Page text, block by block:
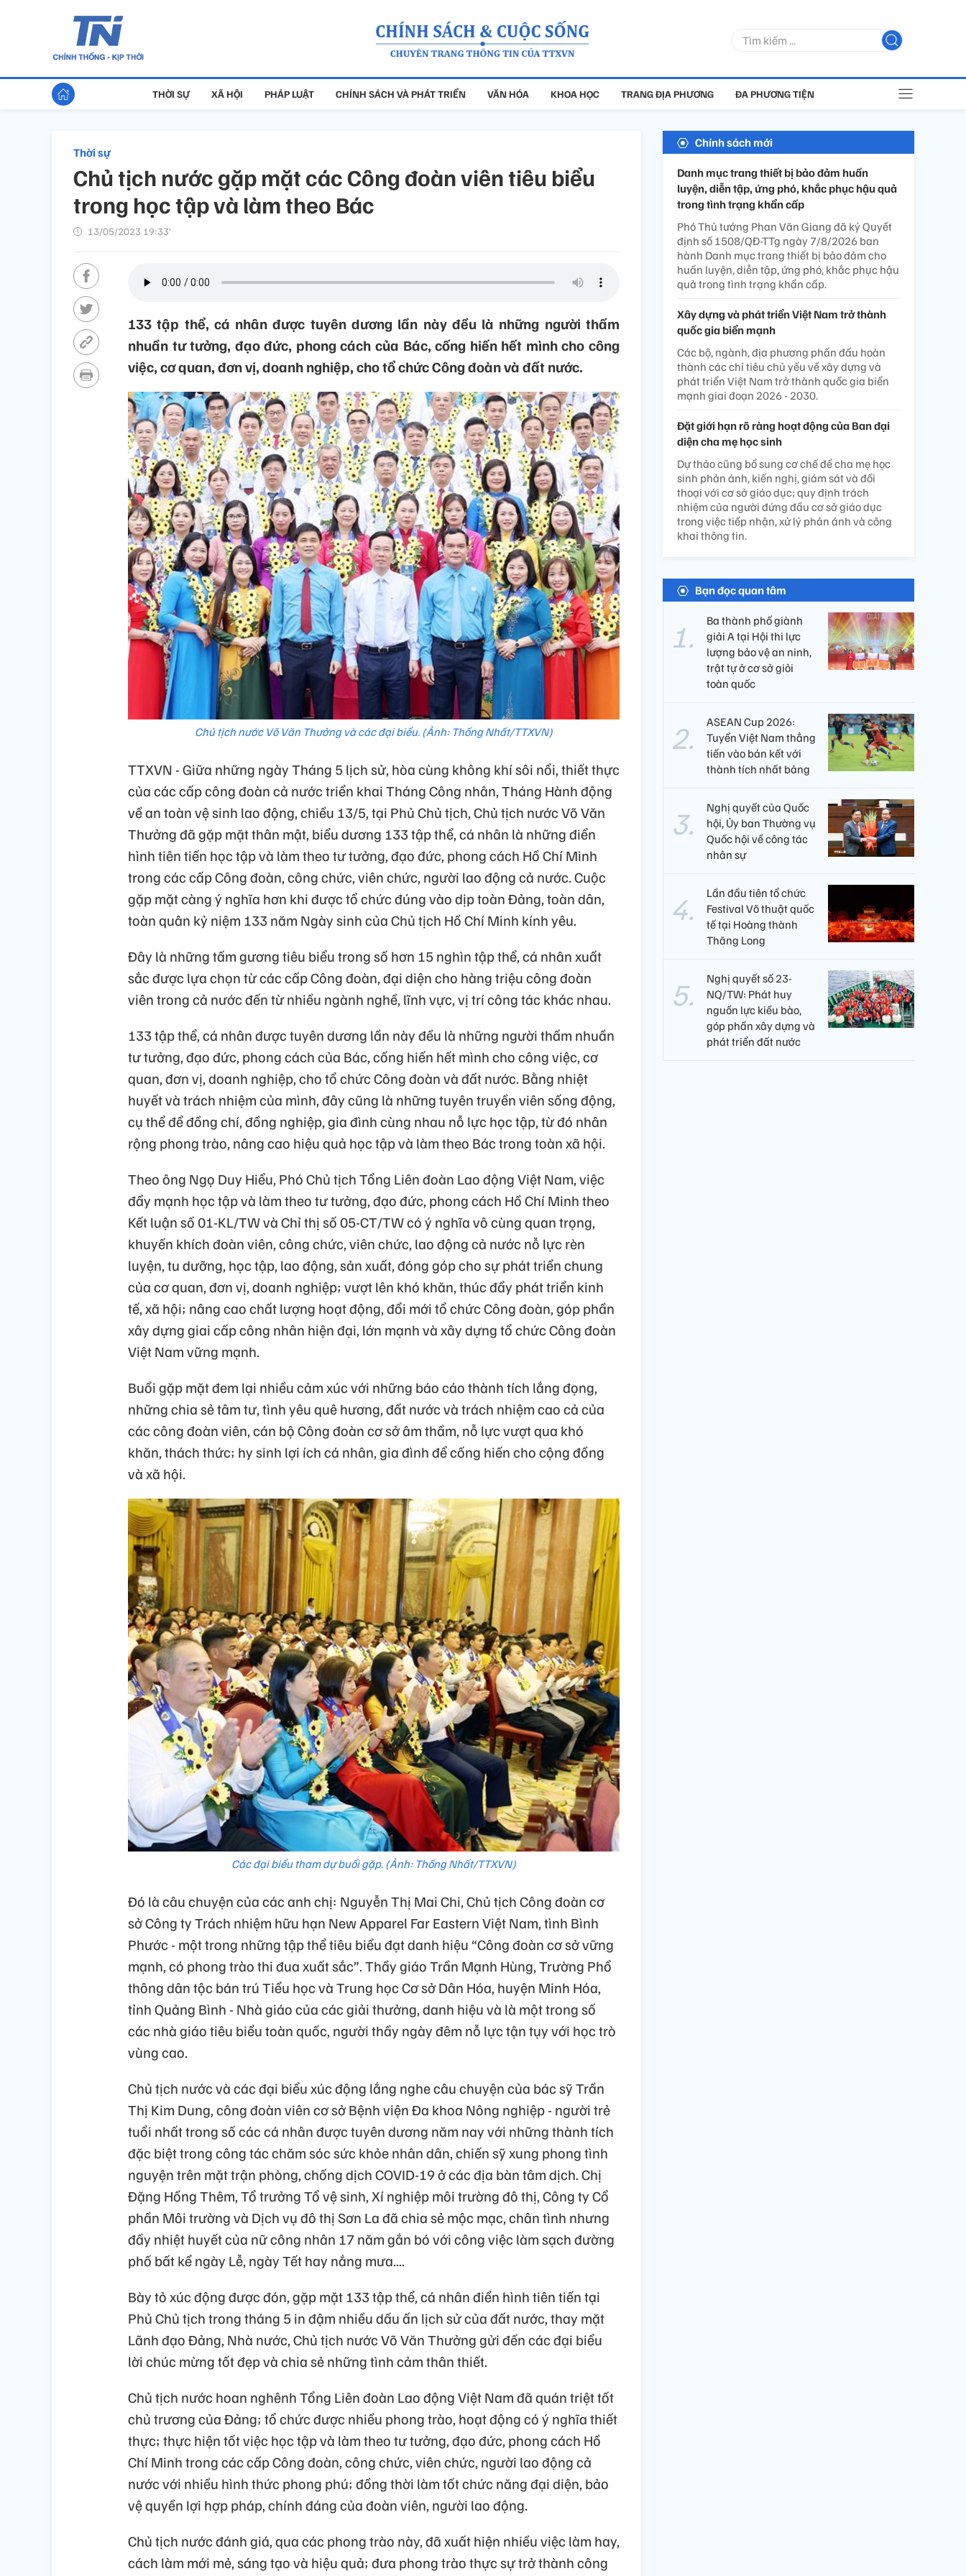
THỜI SỰ XÃ HỘI PHÁP LUẬT CHÍNH SÁCH VÀ PHÁT TRIỂN VĂN HÓA KHOA HỌC TRANG ĐỊA PHƯƠNG ĐA PHƯƠNG TIỆN
Thời sự
Chủ tịch nước gặp mặt các Công đoàn viên tiêu biểu
trong học tập và làm theo Bác
13/05/2023 19:33’
133 tập thể, cá nhân được tuyên dương lần này đều là những người thấm
nhuần tư tưởng, đạo đức, phong cách của Bác, cống hiến hết mình cho công
việc, cơ quan, đơn vị, doanh nghiệp, cho tổ chức Công đoàn và đất nước.
Chủ tịch nước Võ Văn Thưởng và các đại biểu. (Ảnh: Thống Nhất/TTXVN)
TTXVN - Giữa những ngày Tháng 5 lịch sử, hòa cùng không khí sôi nổi, thiết thực
của các cấp công đoàn cả nước triển khai Tháng Công nhân, Tháng Hành động
về an toàn vệ sinh lao động, chiều 13/5, tại Phủ Chủ tịch, Chủ tịch nước Võ Văn
Thưởng đã gặp mặt thân mật, biểu dương 133 tập thể, cá nhân là những điển
hình tiên tiến học tập và làm theo tư tưởng, đạo đức, phong cách Hồ Chí Minh
trong các cấp Công đoàn, công chức, viên chức, người lao động cả nước. Cuộc
gặp mặt càng ý nghĩa hơn khi được tổ chức đúng vào dịp toàn Đảng, toàn dân,
toàn quân kỷ niệm 133 năm Ngày sinh của Chủ tịch Hồ Chí Minh kính yêu.
Đây là những tấm gương tiêu biểu trong số hơn 15 nghìn tập thể, cá nhân xuất
sắc được lựa chọn từ các cấp Công đoàn, đại diện cho hàng triệu công đoàn
viên trong cả nước đến từ nhiều ngành nghề, lĩnh vực, vị trí công tác khác nhau.
133 tập thể, cá nhân được tuyên dương lần này đều là những người thấm nhuần
tư tưởng, đạo đức, phong cách của Bác, cống hiến hết mình cho công việc, cơ
quan, đơn vị, doanh nghiệp, cho tổ chức Công đoàn và đất nước. Bằng nhiệt
huyết và trách nhiệm của mình, đây cũng là những tuyên truyền viên sống động,
cụ thể để đồng chí, đồng nghiệp, gia đình cùng nhau nỗ lực học tập, từ đó nhân
rộng phong trào, nâng cao hiệu quả học tập và làm theo Bác trong toàn xã hội.
Theo ông Ngọ Duy Hiểu, Phó Chủ tịch Tổng Liên đoàn Lao động Việt Nam, việc
đẩy mạnh học tập và làm theo tư tưởng, đạo đức, phong cách Hồ Chí Minh theo
Kết luận số 01-KL/TW và Chỉ thị số 05-CT/TW có ý nghĩa vô cùng quan trọng,
khuyến khích đoàn viên, công chức, viên chức, lao động cả nước nỗ lực rèn
luyện, tu dưỡng, học tập, lao động, sản xuất, đóng góp cho sự phát triển chung
của cơ quan, đơn vị, doanh nghiệp; vượt lên khó khăn, thúc đẩy phát triển kinh
tế, xã hội; nâng cao chất lượng hoạt động, đổi mới tổ chức Công đoàn, góp phần
xây dựng giai cấp công nhân hiện đại, lớn mạnh và xây dựng tổ chức Công đoàn
Việt Nam vững mạnh.
Buổi gặp mặt đem lại nhiều cảm xúc với những báo cáo thành tích lắng đọng,
những chia sẻ tâm tư, tình yêu quê hương, đất nước và trách nhiệm cao cả của
các công đoàn viên, cán bộ Công đoàn cơ sở âm thầm, nỗ lực vượt qua khó
khăn, thách thức; hy sinh lợi ích cá nhân, gia đình để cống hiến cho cộng đồng
và xã hội.
Các đại biểu tham dự buổi gặp. (Ảnh: Thống Nhất/TTXVN)
Đó là câu chuyện của các anh chị: Nguyễn Thị Mai Chi, Chủ tịch Công đoàn cơ
sở Công ty Trách nhiệm hữu hạn New Apparel Far Eastern Việt Nam, tình Bình
Phước - một trong những tập thể tiêu biểu đạt danh hiệu “Công đoàn cơ sở vững
mạnh, có phong trào thi đua xuất sắc”. Thầy giáo Trần Mạnh Hùng, Trường Phổ
thông dân tộc bán trú Tiểu học và Trung học Cơ sở Dân Hóa, huyện Minh Hóa,
tỉnh Quảng Bình - Nhà giáo của các giải thưởng, danh hiệu và là một trong số
các nhà giáo tiêu biểu toàn quốc, người thầy ngày đêm nỗ lực tận tụy với học trò
vùng cao.
Chủ tịch nước và các đại biểu xúc động lắng nghe câu chuyện của bác sỹ Trần
Thị Kim Dung, công đoàn viên cơ sở Bệnh viện Đa khoa Nông nghiệp - người trẻ
tuổi nhất trong số các cá nhân được tuyên dương năm nay với những thành tích
đặc biệt trong công tác chăm sóc sức khỏe nhân dân, chiến sỹ xung phong tình
nguyện trên mặt trận phòng, chống dịch COVID-19 ở các địa bàn tâm dịch. Chị
Đặng Hồng Thêm, Tổ trưởng Tổ vệ sinh, Xí nghiệp môi trường đô thị, Công ty Cổ
phần Môi trường và Dịch vụ đô thị Sơn La đã chia sẻ mộc mạc, chân tình nhưng
đầy nhiệt huyết của nữ công nhân 17 năm gắn bó với công việc làm sạch đường
phố bất kể ngày Lễ, ngày Tết hay nắng mưa....
Bày tỏ xúc động được đón, gặp mặt 133 tập thể, cá nhân điển hình tiên tiến tại
Phủ Chủ tịch trong tháng 5 in đậm nhiều dấu ấn lịch sử của đất nước, thay mặt
Lãnh đạo Đảng, Nhà nước, Chủ tịch nước Võ Văn Thưởng gửi đến các đại biểu
lời chúc mừng tốt đẹp và chia sẻ những tình cảm thân thiết.
Chủ tịch nước hoan nghênh Tổng Liên đoàn Lao động Việt Nam đã quán triệt tốt
chủ trương của Đảng; tổ chức được nhiều phong trào, hoạt động có ý nghĩa thiết
thực; thực hiện tốt việc học tập và làm theo tư tưởng, đạo đức, phong cách Hồ
Chí Minh trong các cấp Công đoàn, công chức, viên chức, người lao động cả
nước với nhiều hình thức phong phú; đồng thời làm tốt chức năng đại diện, bảo
vệ quyền lợi hợp pháp, chính đáng của đoàn viên, người lao động.
Chủ tịch nước đánh giá, qua các phong trào này, đã xuất hiện nhiều việc làm hay,
cách làm mới mẻ, sáng tạo và hiệu quả; đưa phong trào thực sự trở thành công
Chính sách mới
Danh mục trang thiết bị bảo đảm huấn
luyện, diễn tập, ứng phó, khắc phục hậu quả
trong tình trạng khẩn cấp
Phó Thủ tướng Phan Văn Giang đã ký Quyết
định số 1508/QĐ-TTg ngày 7/8/2026 ban
hành Danh mục trang thiết bị bảo đảm cho
huấn luyện, diễn tập, ứng phó, khắc phục hậu
quả trong tình trạng khẩn cấp.
Xây dựng và phát triển Việt Nam trở thành
quốc gia biển mạnh
Các bộ, ngành, địa phương phấn đấu hoàn
thành các chỉ tiêu chủ yếu về xây dựng và
phát triển Việt Nam trở thành quốc gia biển
mạnh giai đoạn 2026 - 2030.
Đặt giới hạn rõ ràng hoạt động của Ban đại
diện cha mẹ học sinh
Dự thảo cũng bổ sung cơ chế để cha mẹ học
sinh phản ánh, kiến nghị, giám sát và đối
thoại với cơ sở giáo dục; quy định trách
nhiệm của người đứng đầu cơ sở giáo dục
trong việc tiếp nhận, xử lý phản ánh và công
khai thông tin.
Bạn đọc quan tâm
Ba thành phố giành
giải A tại Hội thi lực
lượng bảo vệ an ninh,
trật tự ở cơ sở giỏi
toàn quốc
ASEAN Cup 2026:
Tuyển Việt Nam thẳng
tiến vào bán kết với
thành tích nhất bảng
Nghị quyết của Quốc
hội, Ủy ban Thường vụ
Quốc hội về công tác
nhân sự
Lần đầu tiên tổ chức
Festival Võ thuật quốc
tế tại Hoàng thành
Thăng Long
Nghị quyết số 23-
NQ/TW: Phát huy
nguồn lực kiều bào,
góp phần xây dựng và
phát triển đất nước